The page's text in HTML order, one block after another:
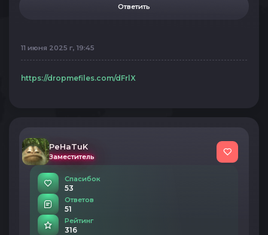
Ответить
11 июня 2025 г, 19:45
https://dropmefiles.com/dFrlX
PeHaTuK
Заместитель
Спасибок
53
Ответов
51
Рейтинг
316